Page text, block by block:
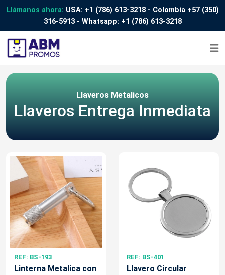
Llámanos ahora: USA: +1 (786) 613-3218- Colombia +57 (350)
316-5913- Whatsapp: +1 (786) 613-3218
Llaveros Metalicos
Llaveros Entrega Inmediata
REF: BS-193
Linterna Metalica con
REF: BS-401
Llavero Circular